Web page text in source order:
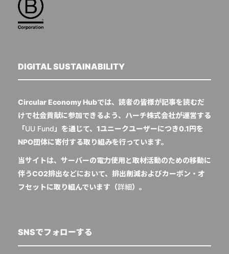
DIGITAL SUSTAINABILITY
Circular Economy Hubでは、読者の皆様が記事を読むだ
けで社会貢献に参加できるよう、ハーチ株式会社が運営する
「UU Fund 」を通じて、1ユニークユーザーにつき0.1円を
NPO団体に寄付する取り組みを行っています。
当サイトは、サーバーの電力使用と取材活動のための移動に
伴うCO2排出などにおいて、排出削減およびカーボン・オ
フセットに取り組んでいます（詳細）。
SNSでフォローする